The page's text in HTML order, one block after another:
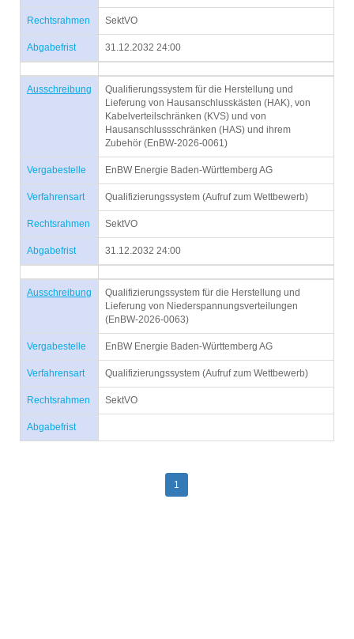
Rechtsrahmen SektVO
Abgabefrist 31.12.2032 24:00
Ausschreibung
Qualifierungssystem für die Herstellung und
Lieferung von Hausanschlusskästen (HAK), von
Kabelverteilschränken (KVS) und von
Hausanschlussschränken (HAS) und ihrem
Zubehör (EnBW-2026-0061)
Vergabestelle EnBW Energie Baden-Württemberg AG
Verfahrensart Qualifizierungssystem (Aufruf zum Wettbewerb)
Rechtsrahmen SektVO
Abgabefrist 31.12.2032 24:00
Ausschreibung
Qualifizierungssystem für die Herstellung und
Lieferung von Niederspannungsverteilungen
(EnBW-2026-0063)
Vergabestelle EnBW Energie Baden-Württemberg AG
Verfahrensart Qualifizierungssystem (Aufruf zum Wettbewerb)
Rechtsrahmen SektVO
Abgabefrist
1